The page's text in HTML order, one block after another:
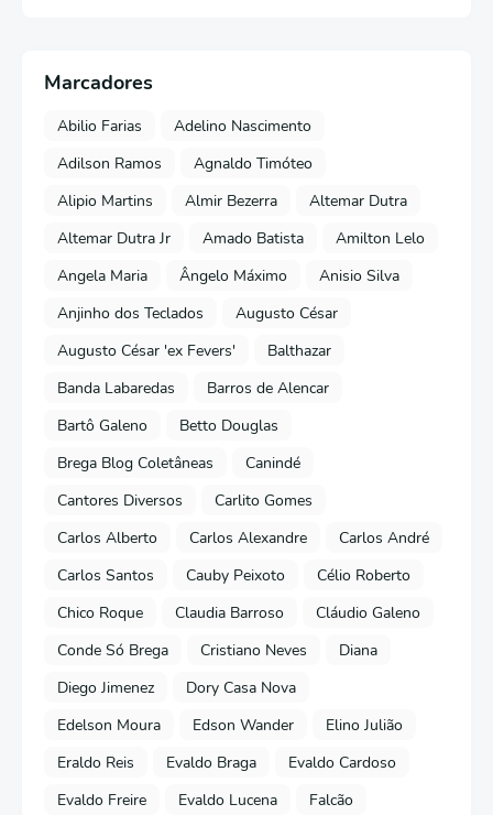
Marcadores
Abilio Farias
Adelino Nascimento
Adilson Ramos
Agnaldo Timóteo
Alipio Martins
Almir Bezerra
Altemar Dutra
Altemar Dutra Jr
Amado Batista
Amilton Lelo
Angela Maria
Ângelo Máximo
Anisio Silva
Anjinho dos Teclados
Augusto César
Augusto César 'ex Fevers'
Balthazar
Banda Labaredas
Barros de Alencar
Bartô Galeno
Betto Douglas
Brega Blog Coletâneas
Canindé
Cantores Diversos
Carlito Gomes
Carlos Alberto
Carlos Alexandre
Carlos André
Carlos Santos
Cauby Peixoto
Célio Roberto
Chico Roque
Claudia Barroso
Cláudio Galeno
Conde Só Brega
Cristiano Neves
Diana
Diego Jimenez
Dory Casa Nova
Edelson Moura
Edson Wander
Elino Julião
Eraldo Reis
Evaldo Braga
Evaldo Cardoso
Evaldo Freire
Evaldo Lucena
Falcão